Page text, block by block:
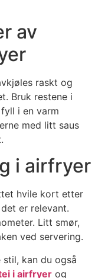
av
raskt og
Bruk restene i
i en varm
med litt saus
i airfryer
hvile kort etter
er relevant.
Litt smør,
ved servering.
kan du også
i airfryer og